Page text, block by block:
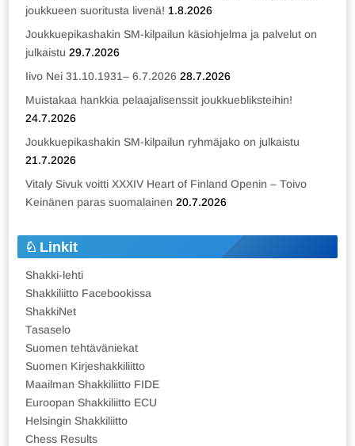
joukkueen suoritusta livenä! 1.8.2026
Joukkuepikashakin SM-kilpailun käsiohjelma ja palvelut on
julkaistu 29.7.2026
Iivo Nei 31.10.1931– 6.7.2026 28.7.2026
Muistakaa hankkia pelaajalisenssit joukkuebliksteihin!
24.7.2026
Joukkuepikashakin SM-kilpailun ryhmäjako on julkaistu
21.7.2026
Vitaly Sivuk voitti XXXIV Heart of Finland Openin – Toivo
Keinänen paras suomalainen 20.7.2026
Linkit
Shakki-lehti
Shakkiliitto Facebookissa
ShakkiNet
Tasaselo
Suomen tehtäväniekat
Suomen Kirjeshakkiliitto
Maailman Shakkiliitto FIDE
Euroopan Shakkiliitto ECU
Helsingin Shakkiliitto
Chess Results